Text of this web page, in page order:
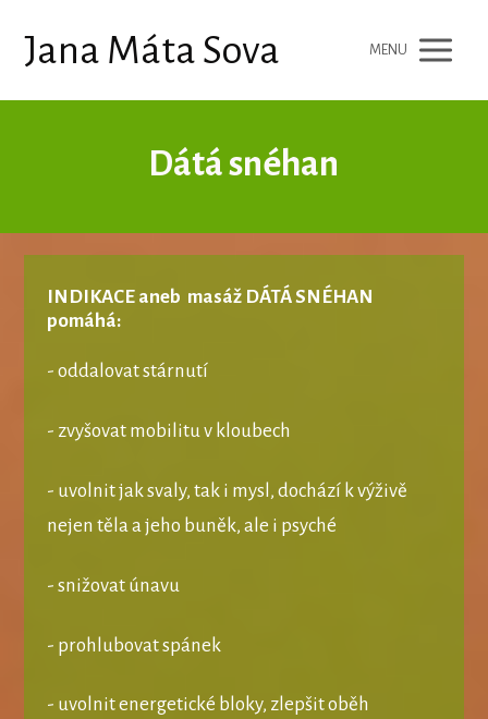
Jana Máta Sova MENU
Dátá snéhan
INDIKACE aneb masáž DÁTÁ SNÉHAN
pomáhá:
- oddalovat stárnutí
- zvyšovat mobilitu v kloubech
- uvolnit jak svaly, tak i mysl, dochází k výživě
nejen těla a jeho buněk, ale i psyché
- snižovat únavu
- prohlubovat spánek
- uvolnit energetické bloky, zlepšit oběh